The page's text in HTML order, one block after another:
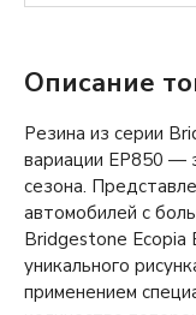
Описание
Резина из серии
вариации ЕР850 —
сезона.
автомобилей с
Bridgestone Ecopia
уникального
применением